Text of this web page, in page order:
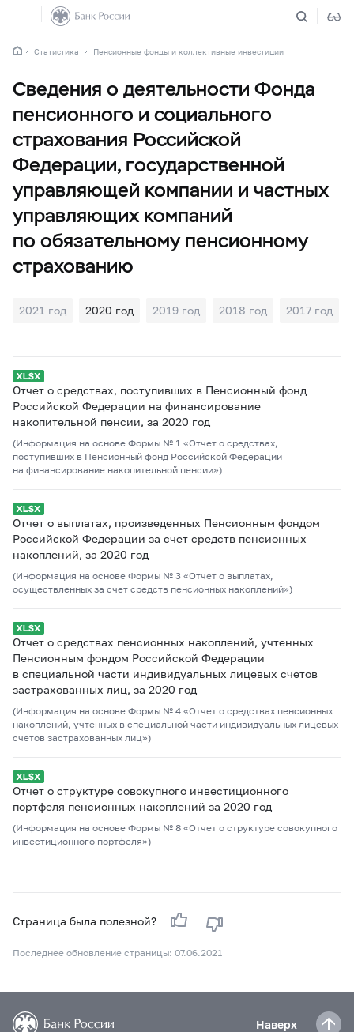
Статистика Пенсионные фонды и коллективные инвестиции
Сведения о деятельности Фонда
пенсионного и социального
страхования Российской
Федерации, государственной
управляющей компании и частных
управляющих компаний
по обязательному пенсионному
страхованию
2021 год 2020 год 2019 год 2018 год 2017 год
Отчет о средствах, поступивших в Пенсионный фонд
Российской Федерации на финансирование
накопительной пенсии, за 2020 год
(Информация на основе Формы № 1 «Отчет о средствах,
поступивших в Пенсионный фонд Российской Федерации
на финансирование накопительной пенсии»)
Отчет о выплатах, произведенных Пенсионным фондом
Российской Федерации за счет средств пенсионных
накоплений, за 2020 год
(Информация на основе Формы № 3 «Отчет о выплатах,
осуществленных за счет средств пенсионных накоплений»)
Отчет о средствах пенсионных накоплений, учтенных
Пенсионным фондом Российской Федерации
в специальной части индивидуальных лицевых счетов
застрахованных лиц, за 2020 год
(Информация на основе Формы № 4 «Отчет о средствах пенсионных
накоплений, учтенных в специальной части индивидуальных лицевых
счетов застрахованных лиц»)
Отчет о структуре совокупного инвестиционного
портфеля пенсионных накоплений за 2020 год
(Информация на основе Формы № 8 «Отчет о структуре совокупного
инвестиционного портфеля»)
Страница была полезной?
Последнее обновление страницы: 07.06.2021
Наверх